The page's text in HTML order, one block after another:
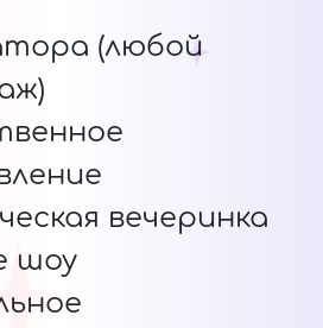
(любой
вечеринка
шоу